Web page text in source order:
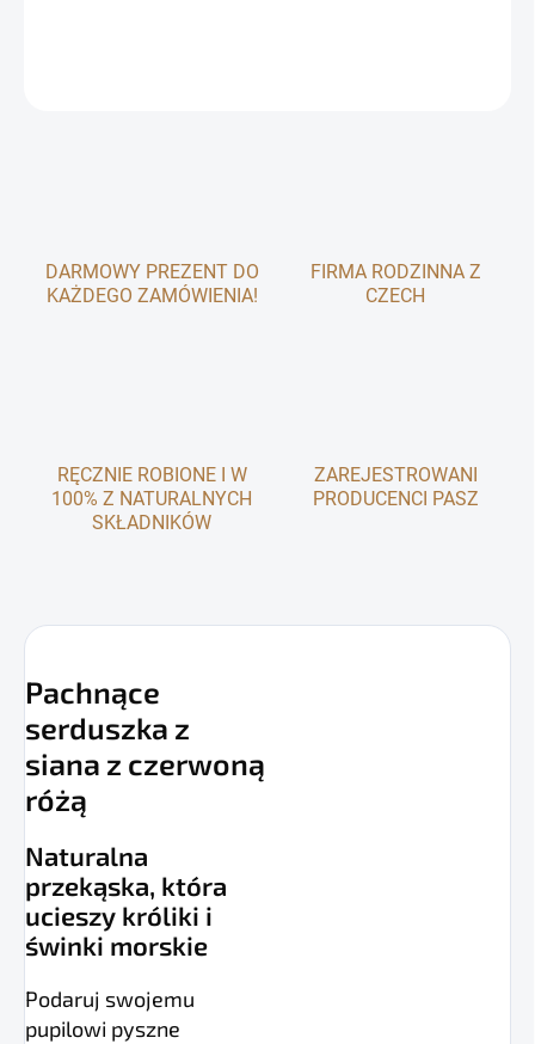
DARMOWY PREZENT DO
KAŻDEGO ZAMÓWIENIA!
FIRMA RODZINNA Z
CZECH
RĘCZNIE ROBIONE I W
100% Z NATURALNYCH
SKŁADNIKÓW
ZAREJESTROWANI
PRODUCENCI PASZ
Pachnące
serduszka z
siana z czerwoną
różą
Naturalna
przekąska, która
ucieszy króliki i
świnki morskie
Podaruj swojemu
pupilowi pyszne